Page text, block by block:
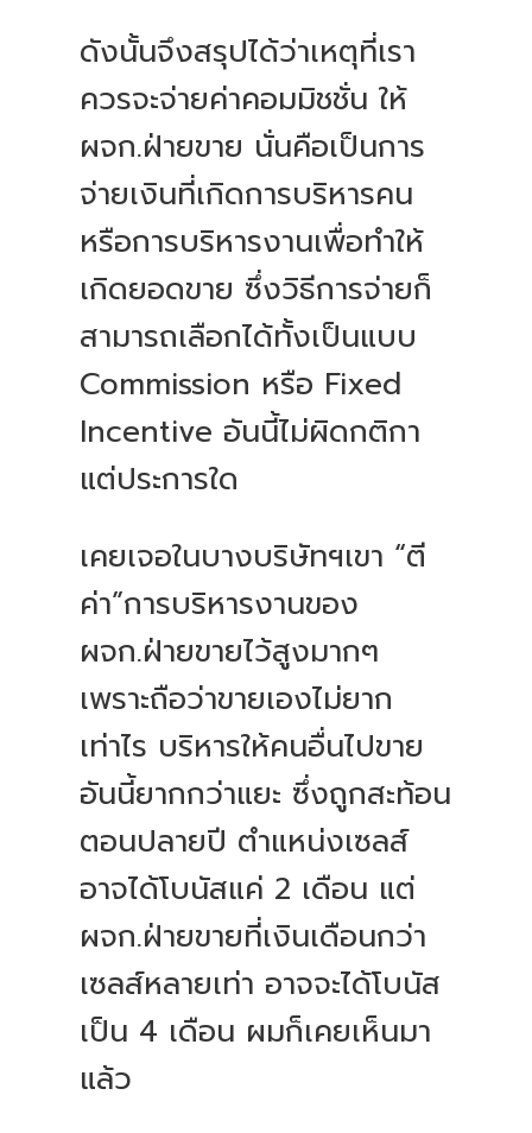
ดังนั้นจึงสรุปได้ว่าเหตุที่เรา
ควรจะจ่ายค่าคอมมิชชั่น ให้
ผจก.ฝ่ายขาย นั่นคือเป็นการ
จ่ายเงินที่เกิดการบริหารคน
หรือการบริหารงานเพื่อทำให้
เกิดยอดขาย ซึ่งวิธีการจ่ายก็
สามารถเลือกได้ทั้งเป็นแบบ
Commission หรือ Fixed
Incentive อันนี้ไม่ผิดกติกา
แต่ประการใด
เคยเจอในบางบริษัทฯเขา “ตี
ค่า”การบริหารงานของ
ผจก.ฝ่ายขายไว้สูงมากๆ
เพราะถือว่าขายเองไม่ยาก
เท่าไร บริหารให้คนอื่นไปขาย
อันนี้ยากกว่าแยะ ซึ่งถูกสะท้อน
ตอนปลายปี ตำแหน่งเซลส์
อาจได้โบนัสแค่ 2 เดือน แต่
ผจก.ฝ่ายขายที่เงินเดือนกว่า
เซลส์หลายเท่า อาจจะได้โบนัส
เป็น 4 เดือน ผมก็เคยเห็นมา
แล้ว